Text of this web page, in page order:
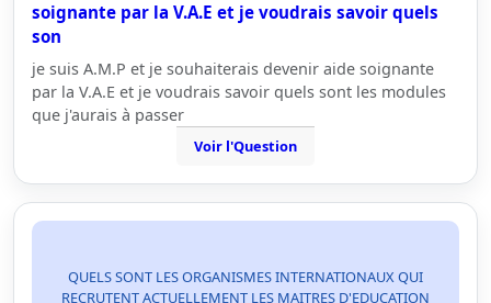
soignante par la V.A.E et je voudrais savoir quels
son
je suis A.M.P et je souhaiterais devenir aide soignante
par la V.A.E et je voudrais savoir quels sont les modules
que j'aurais à passer
Voir l'Question
QUELS SONT LES ORGANISMES INTERNATIONAUX QUI
RECRUTENT ACTUELLEMENT LES MAITRES D'EDUCATION